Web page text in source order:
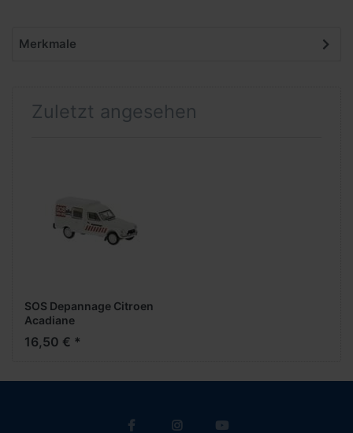
Merkmale
Zuletzt angesehen
SOS Depannage Citroen
Acadiane
16,50 € *